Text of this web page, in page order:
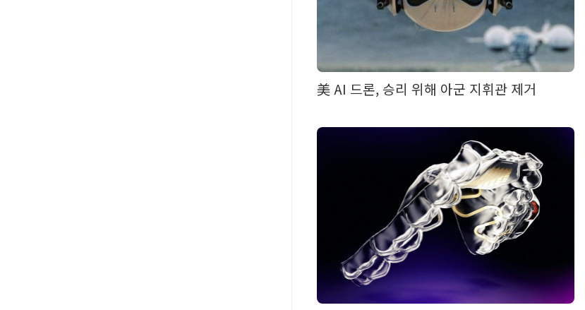
美 AI 드론, 승리 위해 아군 지휘관 제거